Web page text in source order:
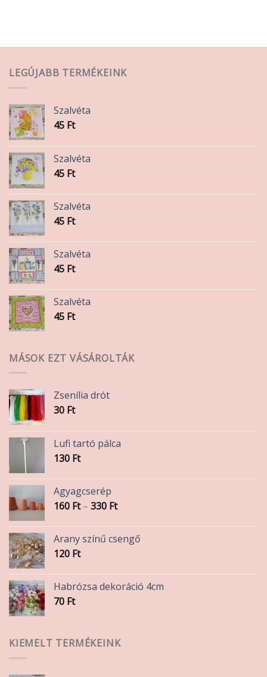
LEGÚJABB TERMÉKEINK
Szalvéta
45 Ft
Szalvéta
45 Ft
Szalvéta
45 Ft
Szalvéta
45 Ft
Szalvéta
45 Ft
MÁSOK EZT VÁSÁROLTÁK
Zsenília drót
30 Ft
Lufi tartó pálca
130 Ft
Agyagcserép
160 Ft – 330 FtÁrtartomány:
-
330 Ft
Arany színű csengő
120 Ft
Habrózsa dekoráció 4cm
70 Ft
KIEMELT TERMÉKEINK